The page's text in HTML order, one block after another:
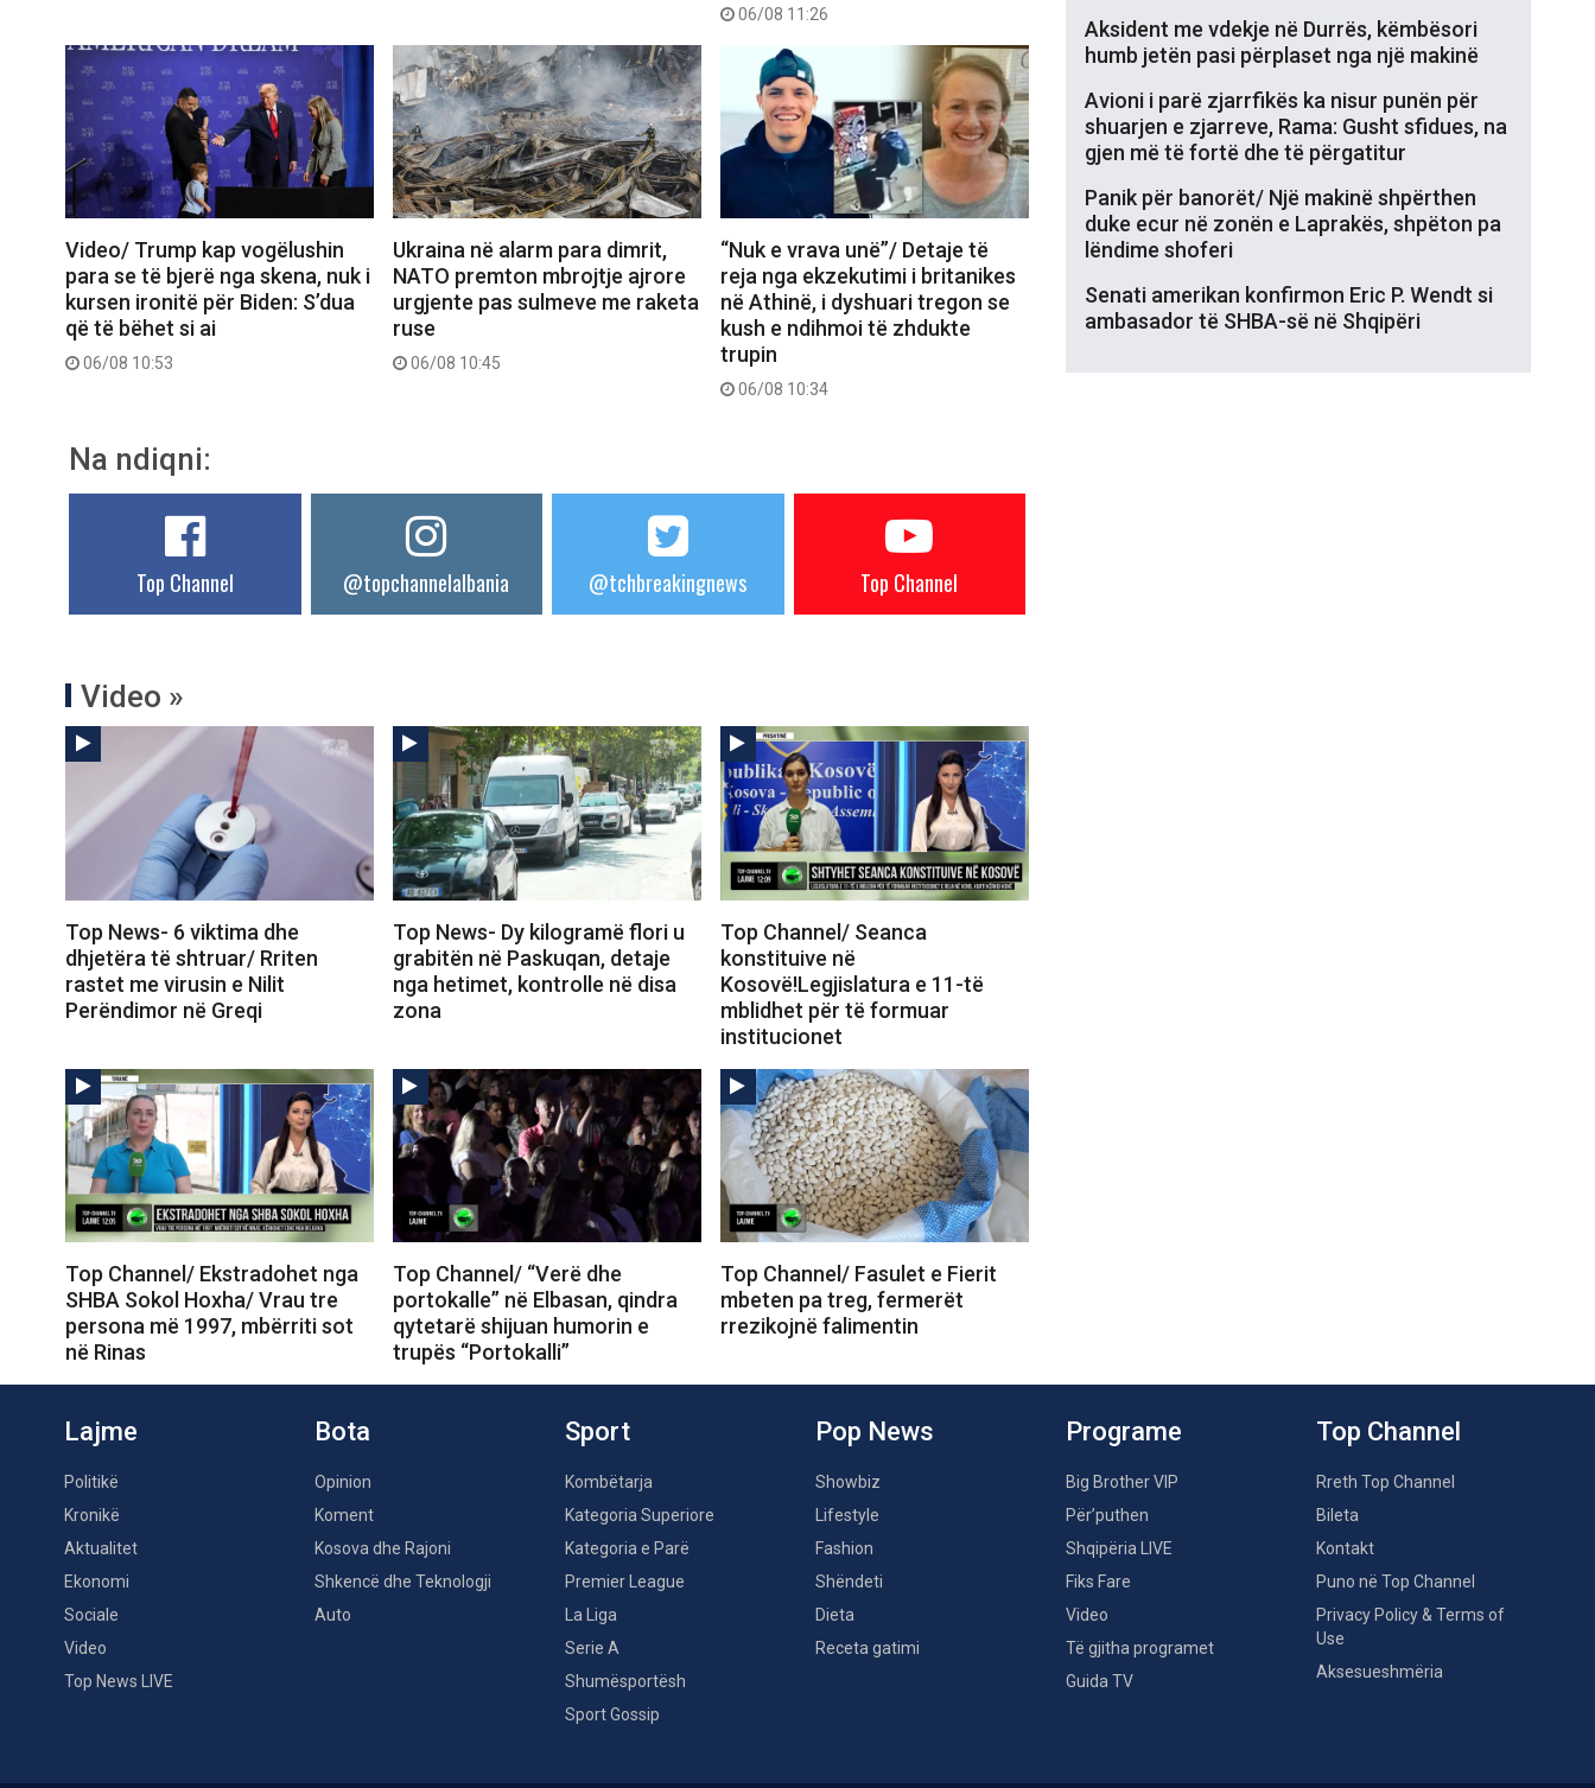
06/08 11:26
Video/ Trump kap vogëlushin
para se të bjerë nga skena, nuk i
kursen ironitë për Biden: S’dua
që të bëhet si ai
06/08 10:53
Ukraina në alarm para dimrit,
NATO premton mbrojtje ajrore
urgjente pas sulmeve me raketa
ruse
06/08 10:45
“Nuk e vrava unë”/ Detaje të
reja nga ekzekutimi i britanikes
në Athinë, i dyshuari tregon se
kush e ndihmoi të zhdukte
trupin
06/08 10:34
Na ndiqni:
Top Channel @topchannelalbania @tchbreakingnews Top Channel
Video »
Top News- 6 viktima dhe
dhjetëra të shtruar/ Rriten
rastet me virusin e Nilit
Perëndimor në Greqi
Top News- Dy kilogramë flori u
grabitën në Paskuqan, detaje
nga hetimet, kontrolle në disa
zona
Top Channel/ Seanca
konstituive në
Kosovë!Legjislatura e 11-të
mblidhet për të formuar
institucionet
Top Channel/ Ekstradohet nga
SHBA Sokol Hoxha/ Vrau tre
persona më 1997, mbërriti sot
në Rinas
Top Channel/ “Verë dhe
portokalle” në Elbasan, qindra
qytetarë shijuan humorin e
trupës “Portokalli”
Top Channel/ Fasulet e Fierit
mbeten pa treg, fermerët
rrezikojnë falimentin
Aksident me vdekje në Durrës, këmbësori
humb jetën pasi përplaset nga një makinë
Avioni i parë zjarrfikës ka nisur punën për
shuarjen e zjarreve, Rama: Gusht sfidues, na
gjen më të fortë dhe të përgatitur
Panik për banorët/ Një makinë shpërthen
duke ecur në zonën e Laprakës, shpëton pa
lëndime shoferi
Senati amerikan konfirmon Eric P. Wendt si
ambasador të SHBA-së në Shqipëri
Lajme
Politikë
Kronikë
Aktualitet
Ekonomi
Sociale
Video
Top News LIVE
Bota
Opinion
Koment
Kosova dhe Rajoni
Shkencë dhe Teknologji
Auto
Sport
Kombëtarja
Kategoria Superiore
Kategoria e Parë
Premier League
La Liga
Serie A
Shumësportësh
Sport Gossip
Pop News
Showbiz
Lifestyle
Fashion
Shëndeti
Dieta
Receta gatimi
Programe
Big Brother VIP
Për’puthen
Shqipëria LIVE
Fiks Fare
Video
Të gjitha programet
Guida TV
Top Channel
Rreth Top Channel
Bileta
Kontakt
Puno në Top Channel
Privacy Policy & Terms of
Use
Aksesueshmëria